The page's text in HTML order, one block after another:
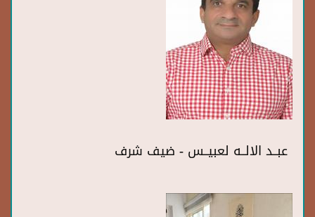
عبــد الالــه لعبيــس - ضيف شرف